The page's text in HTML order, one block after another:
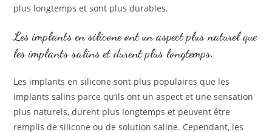
plus longtemps et sont plus durables.
Les implants en silicone ont un aspect plus naturel que
les implants salins et durent plus longtemps.
Les implants en silicone sont plus populaires que les
implants salins parce qu’ils ont un aspect et une sensation
plus naturels, durent plus longtemps et peuvent être
remplis de silicone ou de solution saline. Cependant, les